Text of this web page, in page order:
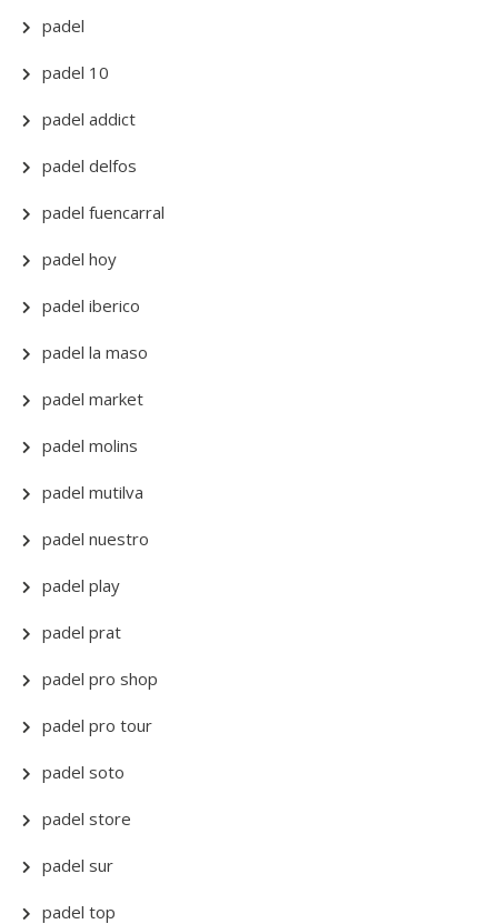
padel
padel 10
padel addict
padel delfos
padel fuencarral
padel hoy
padel iberico
padel la maso
padel market
padel molins
padel mutilva
padel nuestro
padel play
padel prat
padel pro shop
padel pro tour
padel soto
padel store
padel sur
padel top